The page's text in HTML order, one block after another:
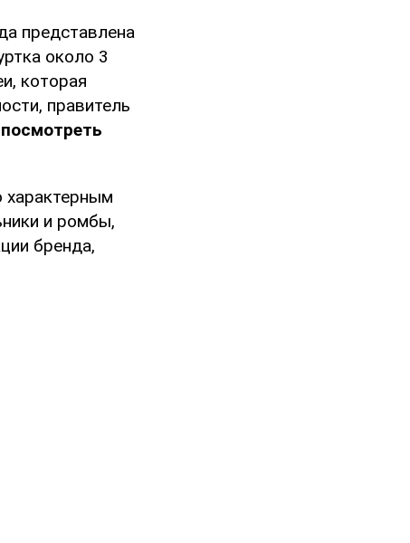
представлена
около 3
которая
правитель
и ромбы,
бренда,